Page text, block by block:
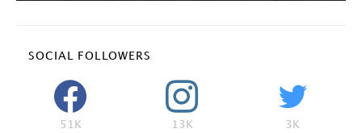
SOCIAL FOLLOWERS
51K 13K 3K